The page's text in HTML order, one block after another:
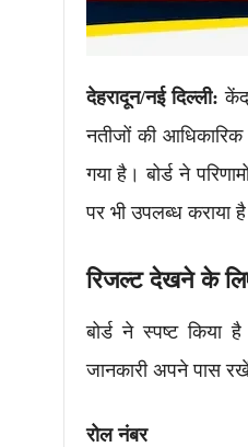
देहरादून/नई दिल्ली:
नतीजों की
गया है। बोर्ड ने
पर भी उपलब्ध कराया है
रिजल्ट देखने के
बोर्ड ने स्पष्ट किया
जानकारी अपने पास
रोल नंबर